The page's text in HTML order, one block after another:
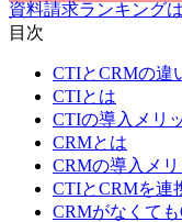
資料請求ランキング
目次
CTIとCRMの違
CTIとは
CTIの導入メリ
CRMとは
CRMの導入メリ
CTIとCRMを連
CRMがなくて